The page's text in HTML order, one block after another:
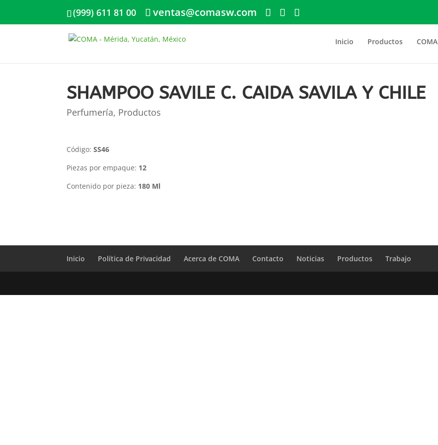
(999) 611 81 00 ventas@comasw.com
Inicio Productos COMA
SHAMPOO SAVILE C. CAIDA SAVILA Y CHILE
Perfumería, Productos
Código:SS46
Piezas por empaque: 12
Contenido por pieza: 180 Ml
Inicio Política de Privacidad Acerca de COMA Contacto Noticias Productos Trabajo